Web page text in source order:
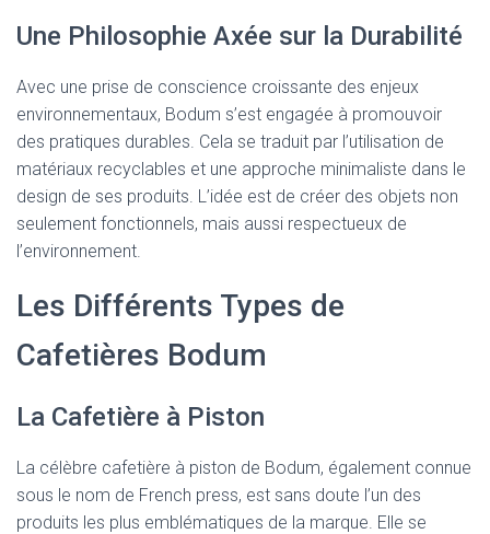
Une Philosophie Axée sur la Durabilité
Avec une prise de conscience croissante des enjeux
environnementaux, Bodum s’est engagée à promouvoir
des pratiques durables. Cela se traduit par l’utilisation de
matériaux recyclables et une approche minimaliste dans le
design de ses produits. L’idée est de créer des objets non
seulement fonctionnels, mais aussi respectueux de
l’environnement.
Les Différents Types de
Cafetières Bodum
La Cafetière à Piston
La célèbre cafetière à piston de Bodum, également connue
sous le nom de French press, est sans doute l’un des
produits les plus emblématiques de la marque. Elle se